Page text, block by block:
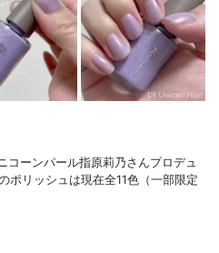
コーンパール指原莉乃さんプロデュ
ポリッシュは現在全11色（一部限定